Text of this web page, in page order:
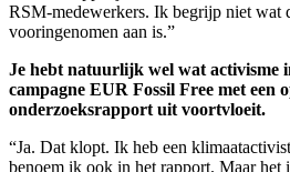
RSM-medewerkers. Ik begrijp niet wat
vooringenomen aan is.”
Je hebt natuurlijk wel wat activisme
campagne EUR Fossil Free met
onderzoeksrapport uit voortvloeit.
“Ja. Dat klopt. Ik heb een
benoem ik ook in het rapport. Maar